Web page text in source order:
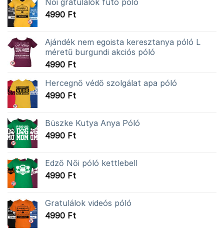
Női gratulálok futó póló
4990 Ft
Ajándék nem egoista keresztanya póló L
méretű burgundi akciós póló
4990 Ft
Hercegnő védő szolgálat apa póló
4990 Ft
Büszke Kutya Anya Póló
4990 Ft
Edző Női póló kettlebell
4990 Ft
Gratulálok videós póló
4990 Ft